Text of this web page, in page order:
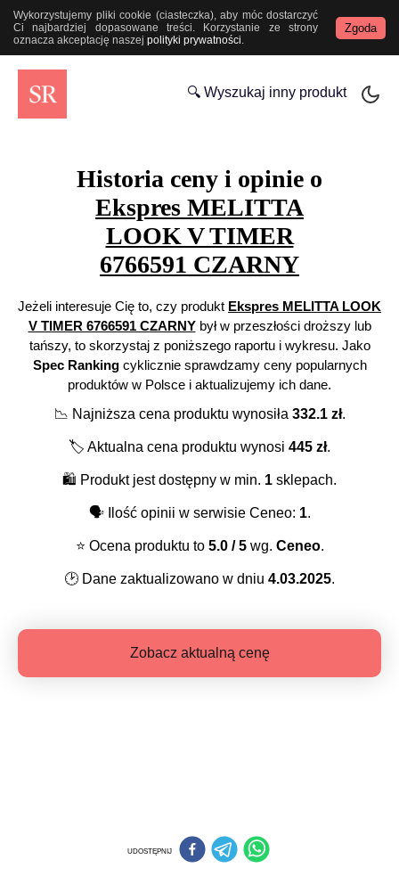
Wykorzystujemy pliki cookie (ciasteczka), aby móc dostarczyć
Ci najbardziej dopasowane treści. Korzystanie ze strony
oznacza akceptację naszej polityki prywatności.
Zgoda
🔍 Wyszukaj inny produkt
Historia ceny i opinie o
Ekspres MELITTA
LOOK V TIMER
6766591 CZARNY
Jeżeli interesuje Cię to, czy produkt Ekspres MELITTA LOOK
V TIMER 6766591 CZARNYbył w przeszłości droższy lub
tańszy, to skorzystaj z poniższego raportu i wykresu. Jako
Spec Rankingcyklicznie sprawdzamy ceny popularnych
produktów w Polsce i aktualizujemy ich dane.
📉 Najniższa cena produktu wynosiła 332.1zł.
🏷️ Aktualna cena produktu wynosi 445 zł.
🛍️ Produkt jest dostępny w min. 1 sklepach.
🗣️Ilość opinii w serwisie Ceneo: 1.
⭐️ Ocena produktu to 5.0/ 5wg. Ceneo.
🕑 Dane zaktualizowano w dniu 4.03.2025.
Zobacz aktualną cenę
UDOSTĘPNIJ